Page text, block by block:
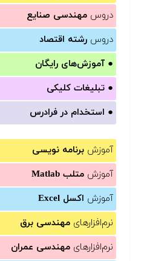
دروس مهندسی صنایع
دروس رشته اقتصاد
● آموزش‌های رایگان
● تبلیغات کلیکی
● استخدام در فرادرس
آموزش برنامه نویسی
آموزش متلب Matlab
آموزش اکسل Excel
نرم‌افزارهای مهندسی برق
نرم‌افزارهای مهندسی عمران